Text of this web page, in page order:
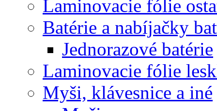
Laminovacie fólie
Batérie a nabíjačky
Jednorazové batérie
Laminovacie fólie
Myši, klávesnice a iné